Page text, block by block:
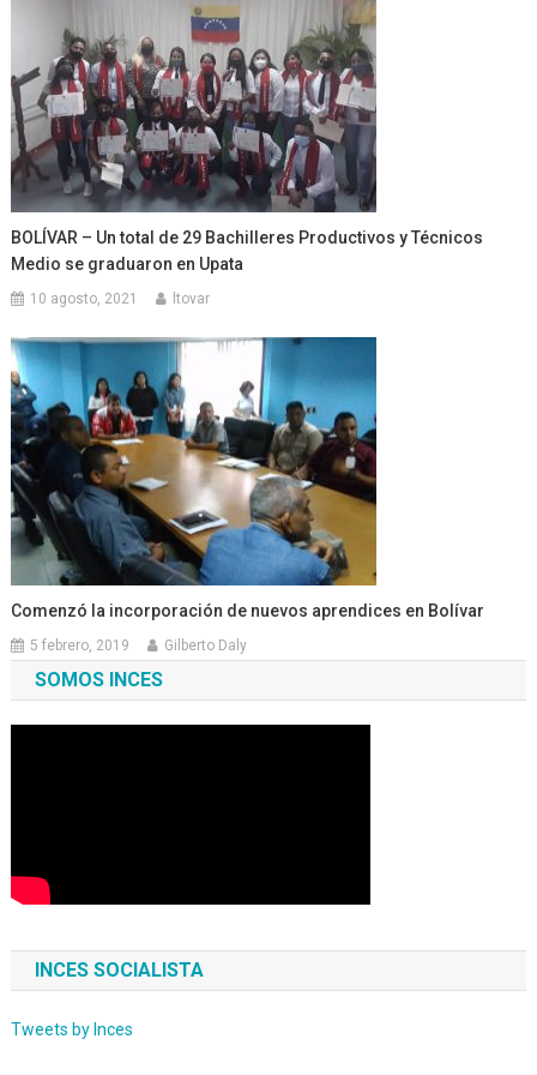
BOLÍVAR – Un total de 29 Bachilleres Productivos y Técnicos
Medio se graduaron en Upata
10 agosto, 2021 ltovar
Comenzó la incorporación de nuevos aprendices en Bolívar
5 febrero, 2019 Gilberto Daly
SOMOS INCES
INCES SOCIALISTA
Tweets by Inces